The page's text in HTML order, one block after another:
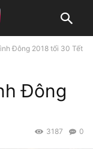
Đông 2018 tối 30 Tết
Đông
0
3187